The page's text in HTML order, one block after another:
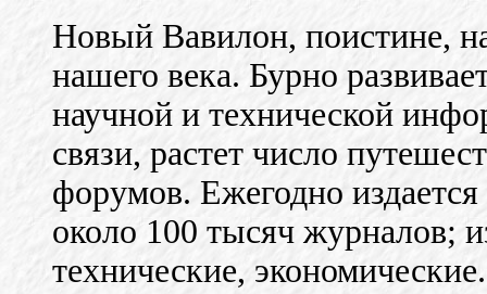
Новый Вавилон, поистине,
нашего века. Бурно
научной и технической
связи, растет число
форумов. Ежегодно
около 100 тысяч журналов;
технические,